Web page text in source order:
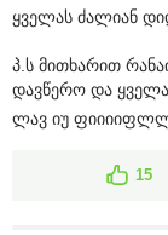
ყველას ძალიან
პ.ს მითხარით
დავწერო და
ლავ იუ
15